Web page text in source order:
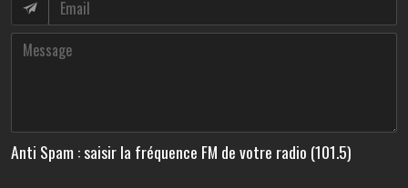
Anti Spam : saisir la fréquence FM de votre radio (101.5)